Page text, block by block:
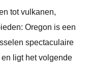
tot vulkanen,
Oregon is een
spectaculaire
ligt het volgende